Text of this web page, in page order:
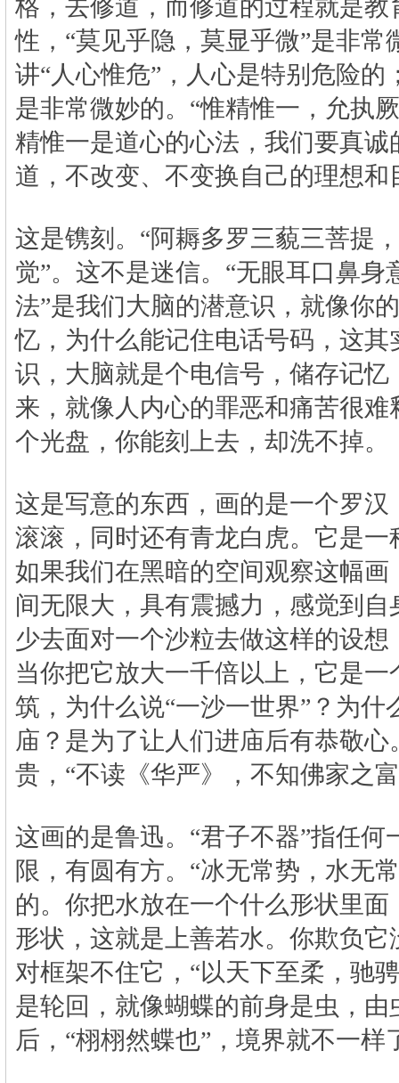
格，去修道，而修道的过程就是教
性，“莫见乎隐，莫显乎微”是非常
讲“人心惟危”，人心是特别危险的
是非常微妙的。“惟精惟一，允执
精惟一是道心的心法，我们要真诚
道，不改变、不变换自己的理想和
这是镌刻。“阿耨多罗三藐三菩提
觉”。这不是迷信。“无眼耳口鼻身
法”是我们大脑的潜意识，就像你
忆，为什么能记住电话号码，这其
识，大脑就是个电信号，储存记忆
来，就像人内心的罪恶和痛苦很难
个光盘，你能刻上去，却洗不掉。
这是写意的东西，画的是一个罗汉
滚滚，同时还有青龙白虎。它是一
如果我们在黑暗的空间观察这幅画
间无限大，具有震撼力，感觉到
少去面对一个沙粒去做这样的设
当你把它放大一千倍以上，它是一
筑，为什么说“一沙一世界”？为什
庙？是为了让人们进庙后有恭敬心
贵，“不读《华严》，不知佛家之
这画的是鲁迅。“君子不器”指任何
限，有圆有方。“冰无常势，水无
的。你把水放在一个什么形状里
形状，这就是上善若水。你欺负它
对框架不住它，“以天下至柔，驰
是轮回，就像蝴蝶的前身是虫，由
后，“栩栩然蝶也”，境界就不一样